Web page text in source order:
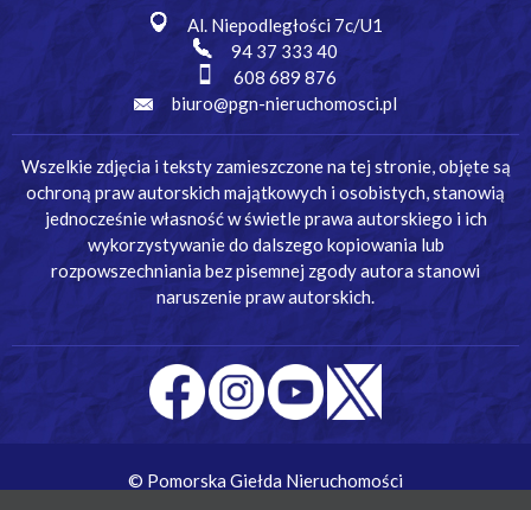
Al. Niepodległości 7c/U1
94 37 333 40
608 689 876
biuro@pgn-nieruchomosci.pl
Wszelkie zdjęcia i teksty zamieszczone na tej stronie, objęte są
ochroną praw autorskich majątkowych i osobistych, stanowią
jednocześnie własność w świetle prawa autorskiego i ich
wykorzystywanie do dalszego kopiowania lub
rozpowszechniania bez pisemnej zgody autora stanowi
naruszenie praw autorskich.
© Pomorska Giełda Nieruchomości